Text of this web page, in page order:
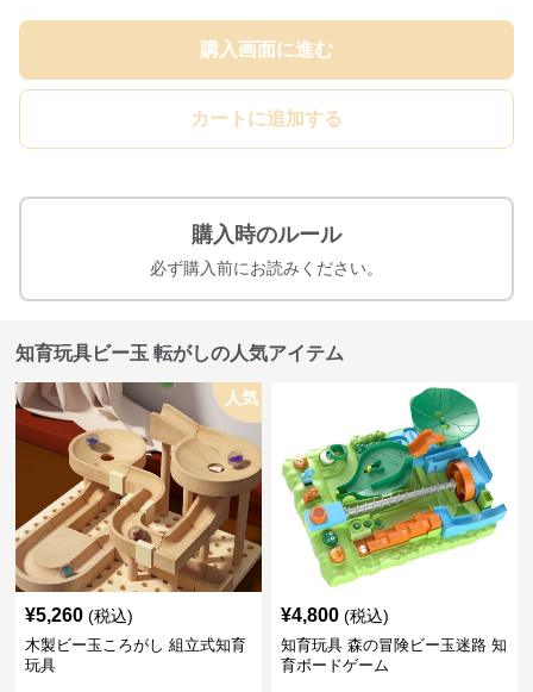
購入画面に進む
カートに追加する
購入時のルール
必ず購入前にお読みください。
知育玩具ビー玉 転がしの人気アイテム
人気
¥5,260 (税込)
木製ビー玉ころがし 組立式知育
玩具
¥4,800 (税込)
知育玩具 森の冒険ビー玉迷路 知
育ボードゲーム